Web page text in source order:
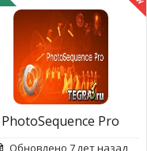
PhotoSequence Pro
Обновлено 7 лет назад